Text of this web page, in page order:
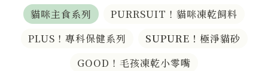
貓咪主食系列
PURRSUIT！貓咪凍乾飼料
PLUS！專科保健系列
SUPURE！ 極淨貓砂
GOOD！毛孩凍乾小零嘴